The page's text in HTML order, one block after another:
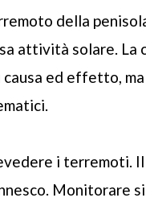
della
attività solare. La
ed effetto,
i terremoti.
Monitorare